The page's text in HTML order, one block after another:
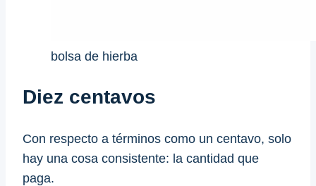
bolsa de hierba
Diez centavos
Con respecto a términos como un centavo, solo
hay una cosa consistente: la cantidad que
paga.